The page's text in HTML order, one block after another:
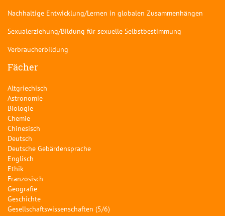
Nachhaltige Entwicklung/Lernen in globalen Zusammenhängen
Sexualerziehung/Bildung für sexuelle Selbstbestimmung
Verbraucherbildung
Fächer
Altgriechisch
Astronomie
Biologie
Chemie
Chinesisch
Deutsch
Deutsche Gebärdensprache
Englisch
Ethik
Französisch
Geografie
Geschichte
Gesellschaftswissenschaften (5/6)